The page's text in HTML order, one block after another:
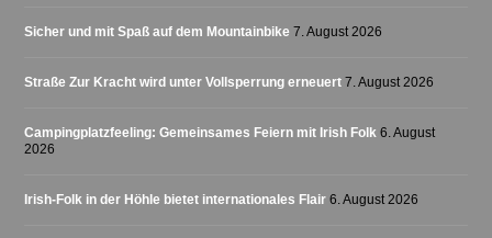
Sicher und mit Spaß auf dem Mountainbike 7. August 2026
Straße Zur Kracht wird unter Vollsperrung erneuert 7. August 2026
Campingplatzfeeling: Gemeinsames Feiern mit Irish Folk 6. August
2026
Irish-Folk in der Höhle bietet internationales Flair 6. August 2026